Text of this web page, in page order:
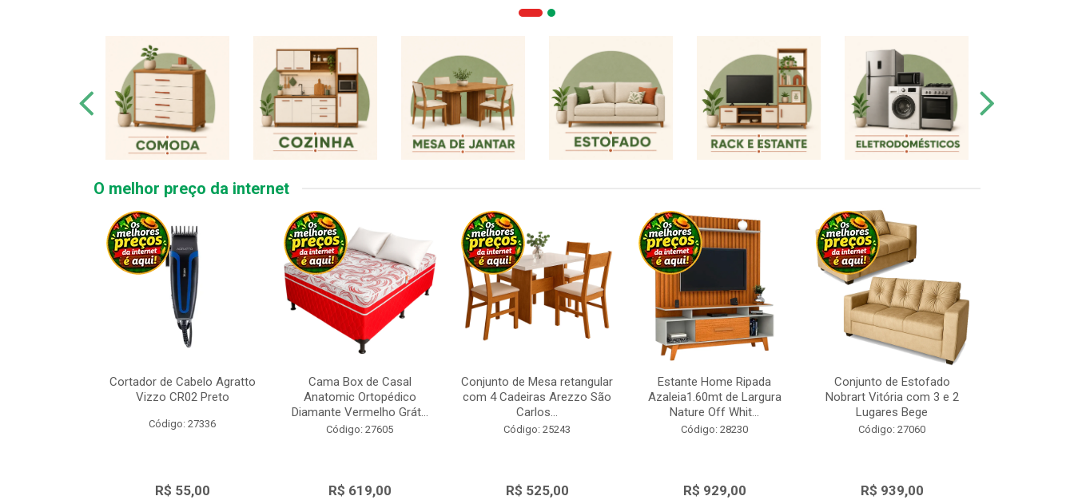
O melhor preço da internet
Cortador de Cabelo Agratto
Vizzo CR02 Preto
Código: 27336
R$ 55,00
Cama Box de Casal
Anatomic Ortopédico
Diamante Vermelho Grát...
Código: 27605
R$ 619,00
Conjunto de Mesa retangular
com 4 Cadeiras Arezzo São
Carlos...
Código: 25243
R$ 525,00
Estante Home Ripada
Azaleia1.60mt de Largura
Nature Off Whit...
Código: 28230
R$ 929,00
Conjunto de Estofado
Nobrart Vitória com 3 e 2
Lugares Bege
Código: 27060
R$ 939,00